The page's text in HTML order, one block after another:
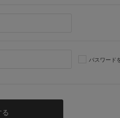
パスワード